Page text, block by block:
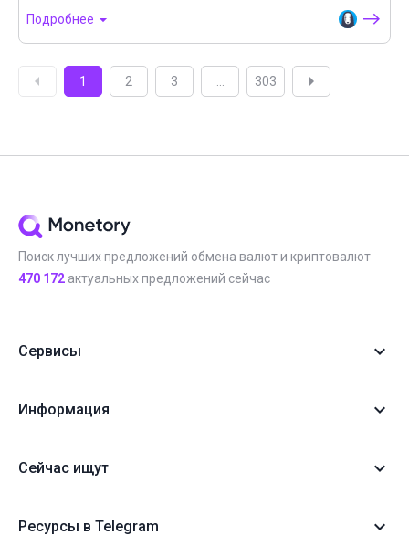
Подробнее
1 2 3 303
Поиск лучших предложений обмена валют и криптовалют
470 172 актуальных предложений сейчас
Сервисы
Информация
Сейчас ищут
Ресурсы в Telegram